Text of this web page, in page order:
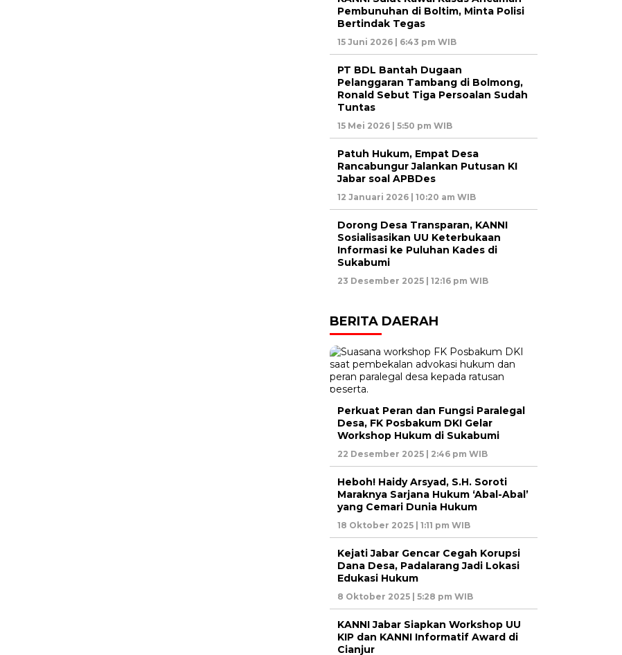
Pembunuhan di Boltim, Minta Polisi
Bertindak Tegas
15 Juni 2026 | 6:43 pm WIB
PT BDL Bantah Dugaan
Pelanggaran Tambang di Bolmong,
Ronald Sebut Tiga Persoalan Sudah
Tuntas
15 Mei 2026 | 5:50 pm WIB
Patuh Hukum, Empat Desa
Rancabungur Jalankan Putusan KI
Jabar soal APBDes
12 Januari 2026 | 10:20 am WIB
Dorong Desa Transparan, KANNI
Sosialisasikan UU Keterbukaan
Informasi ke Puluhan Kades di
Sukabumi
23 Desember 2025 | 12:16 pm WIB
BERITA DAERAH
Perkuat Peran dan Fungsi Paralegal
Desa, FK Posbakum DKI Gelar
Workshop Hukum di Sukabumi
22 Desember 2025 | 2:46 pm WIB
Heboh! Haidy Arsyad, S.H. Soroti
Maraknya Sarjana Hukum ‘Abal-Abal’
yang Cemari Dunia Hukum
18 Oktober 2025 | 1:11 pm WIB
Kejati Jabar Gencar Cegah Korupsi
Dana Desa, Padalarang Jadi Lokasi
Edukasi Hukum
8 Oktober 2025 | 5:28 pm WIB
KANNI Jabar Siapkan Workshop UU
KIP dan KANNI Informatif Award di
Cianjur